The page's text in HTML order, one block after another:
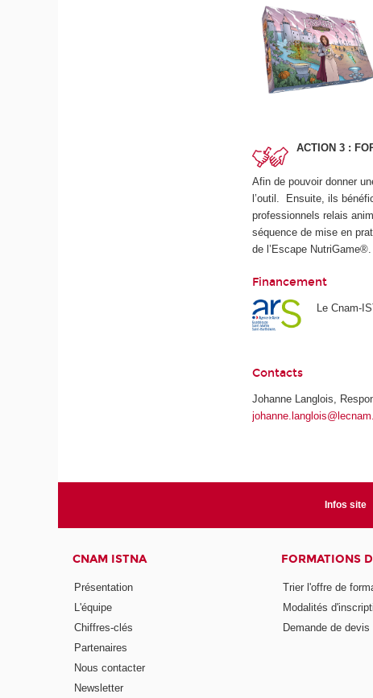
ACTION 3 :
Afin de pouvoir donner
l’outil. Ensuite, ils
professionnels relais
séquence de mise en
de l’Escape NutriGame®.
Financement
Le Cnam-
Contacts
Johanne Langlois,
Infos site
CNAM ISTNA
Présentation
L'équipe
Chiffres-clés
Partenaires
Nous contacter
Newsletter
FORMATIONS
Trier l'offre de
Modalités
Demande de devis